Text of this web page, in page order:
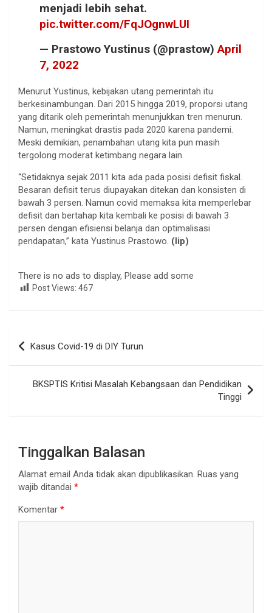
menjadi lebih sehat.
pic.twitter.com/FqJOgnwLUI
— Prastowo Yustinus (@prastow)April
7, 2022
Menurut Yustinus, kebijakan utang pemerintah itu
berkesinambungan. Dari 2015 hingga 2019, proporsi utang
yang ditarik oleh pemerintah menunjukkan tren menurun.
Namun, meningkat drastis pada 2020 karena pandemi.
Meski demikian, penambahan utang kita pun masih
tergolong moderat ketimbang negara lain.
“Setidaknya sejak 2011 kita ada pada posisi defisit fiskal.
Besaran defisit terus diupayakan ditekan dan konsisten di
bawah 3 persen. Namun covid memaksa kita memperlebar
defisit dan bertahap kita kembali ke posisi di bawah 3
persen dengan efisiensi belanja dan optimalisasi
pendapatan,” kata Yustinus Prastowo. (lip)
There is no ads to display, Please add some
Post Views: 467
Navigasi
pos
Kasus Covid-19 di DIY Turun
BKSPTIS Kritisi Masalah Kebangsaan dan Pendidikan
Tinggi
Tinggalkan Balasan
Alamat email Anda tidak akan dipublikasikan. Ruas yang
wajib ditandai *
Komentar *